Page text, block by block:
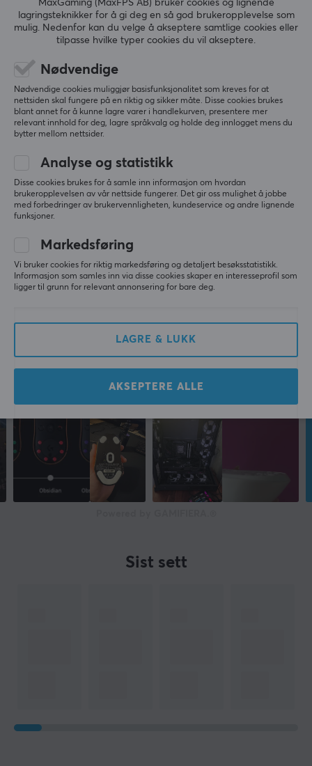
Materiale
PTFE
Hvit
Passer
Zowie EC1-CW, Zowie EC2-CW, Zowie EC3-CW
ANMELDELSER (0) SPØRSMÅL OG SVAR (0)
0.0
5
0%
3
0%
SKRIV ANMELDELSE
Mer fra vårt fellesskap
Sist sett
MaxGaming (MaxFPS AB) bruker cookies og lignende
lagringsteknikker for å gi deg en så god brukeropplevelse som
mulig. Nedenfor kan du velge å akseptere samtlige cookies eller
tilpasse hvilke typer cookies du vil akseptere.
Nødvendige
Nødvendige cookies muliggjør basisfunksjonalitet som kreves for at
nettsiden skal fungere på en riktig og sikker måte. Disse cookies brukes
blant annet for å kunne lagre varer i handlekurven, presentere mer
relevant innhold for deg, lagre språkvalg og holde deg innlogget mens du
bytter mellom nettsider.
Analyse og statistikk
Disse cookies brukes for å samle inn informasjon om hvordan
brukeropplevelsen av vår nettside fungerer. Det gir oss mulighet å jobbe
med forbedringer av brukervennligheten, kundeservice og andre lignende
funksjoner.
Markedsføring
Vi bruker cookies for riktig markedsføring og detaljert besøksstatistikk.
Informasjon som samles inn via disse cookies skaper en interesseprofil som
ligger til grunn for relevant annonsering for bare deg.
LAGRE & LUKK
AKSEPTERE ALLE